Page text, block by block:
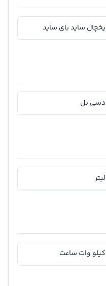
یخچال ساید بای ساید
دسی بل
لیتر
کیلو وات ساعت